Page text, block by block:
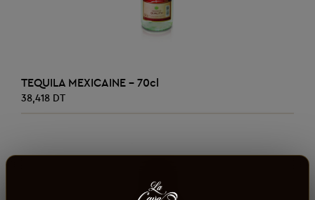
AJOUTER AU PANIER
TEQUILA MEXICAINE - 70cl
38,418 DT